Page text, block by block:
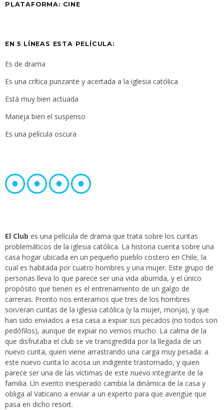
PLATAFORMA: CINE
EN 5 LÍNEAS ESTA PELÍCULA:
Es de drama
Es una crítica punzante y acertada a la iglesia católica
Está muy bien actuada
Maneja bien el suspenso
Es una película oscura
El Club es una película de drama que trata sobre los curitas
problemáticos de la iglesia católica. La historia cuenta sobre una
casa hogar ubicada en un pequeño pueblo costero en Chile, la
cual es habitada por cuatro hombres y una mujer. Este grupo de
personas lleva lo que parece ser una vida aburrida, y el único
propósito que tienen es el entrenamiento de un galgo de
carreras. Pronto nos enteramos que tres de los hombres
son/eran curitas de la iglesia católica (y la mujer, monja), y que
han sido enviados a esa casa a expiar sus pecados (no todos son
pedófilos), aunque de expiar no vemos mucho. La calma de la
que disfrutaba el club se ve transgredida por la llegada de un
nuevo curita, quien viene arrastrando una carga muy pesada: a
este nuevo curita lo acosa un indigente trastornado, y quien
parece ser una de las víctimas de este nuevo integrante de la
familia. Un evento inesperado cambia la dinámica de la casa y
obliga al Vaticano a enviar a un experto para que averigüe que
pasa en dicho resort.